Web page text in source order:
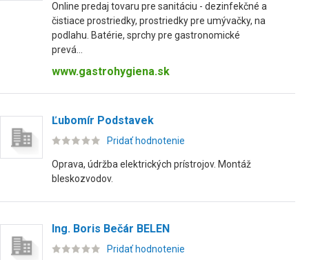
Online predaj tovaru pre sanitáciu - dezinfekčné a
čistiace prostriedky, prostriedky pre umývačky, na
podlahu. Batérie, sprchy pre gastronomické
prevá...
www.gastrohygiena.sk
Ľubomír Podstavek
Pridať hodnotenie
Oprava, údržba elektrických prístrojov. Montáž
bleskozvodov.
Ing. Boris Bečár BELEN
Pridať hodnotenie